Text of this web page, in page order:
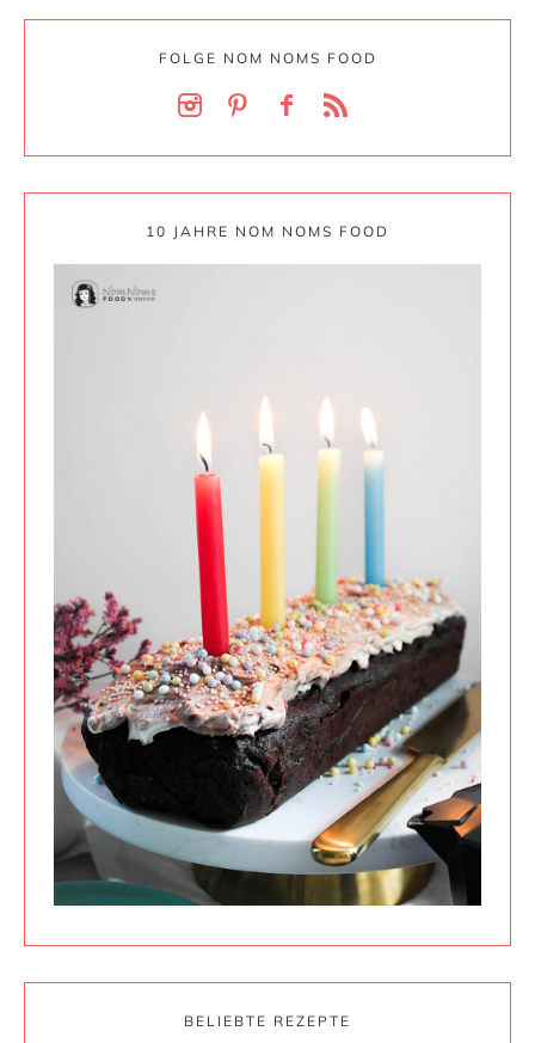
FOLGE NOM NOMS FOOD
10 JAHRE NOM NOMS FOOD
BELIEBTE REZEPTE